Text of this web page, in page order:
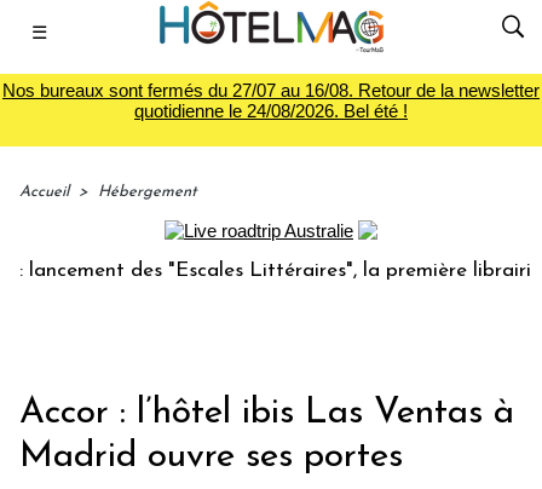
☰
Nos bureaux sont fermés du 27/07 au 16/08. Retour de la newsletter
quotidienne le 24/08/2026. Bel été !
Accueil > Hébergement
des "Escales Littéraires", la première librairie du
Accor : l’hôtel ibis Las Ventas à
Madrid ouvre ses portes